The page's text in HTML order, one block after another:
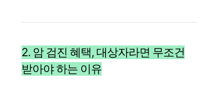
2. 암 검진 혜택, 대상자라면 무조건
받아야 하는 이유